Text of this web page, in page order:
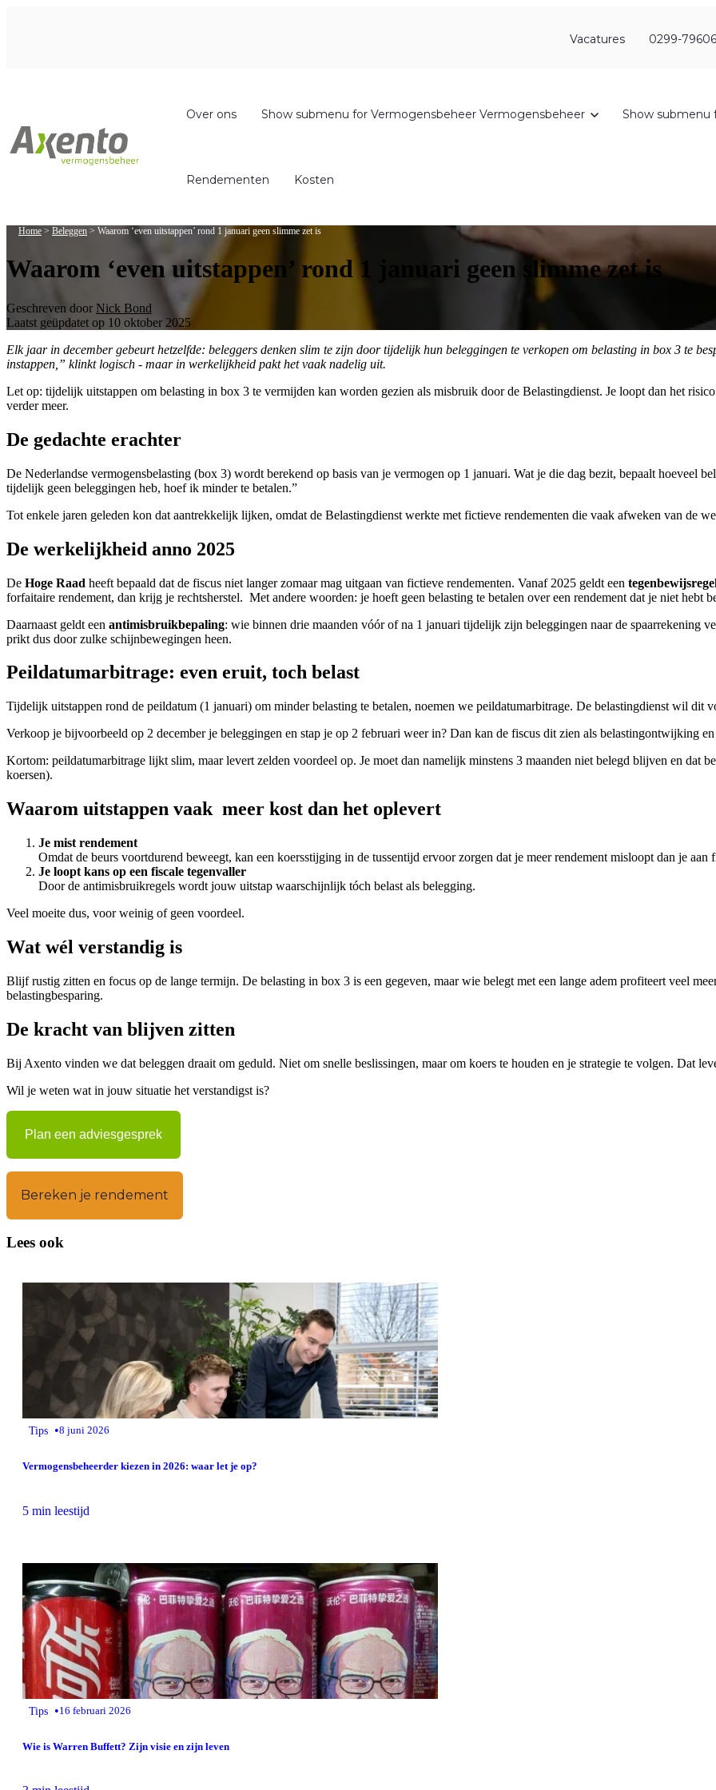
Vacatures 0299-
Over ons Show submenu for Vermogensbeheer Vermogensbeheer Show submenu
Rendementen Kosten
Home > Beleggen > Waarom ‘even uitstappen’ rond 1 januari geen slimme zet is
Waarom ‘even uitstappen’ rond 1 januari geen slimme zet is
Geschreven door Nick Bond
Laatst geüpdatet op 10 oktober 2025
Elk jaar in december gebeurt hetzelfde: beleggers denken slim te zijn door tijdelijk hun beleggingen te verkopen om belasting in box 3 te
instappen,” klinkt logisch - maar in werkelijkheid pakt het vaak nadelig uit.
Let op: tijdelijk uitstappen om belasting in box 3 te vermijden kan worden gezien als misbruik door de Belastingdienst. Je loopt dan het
verder meer.
De gedachte erachter
De Nederlandse vermogensbelasting (box 3) wordt berekend op basis van je vermogen op 1 januari. Wat je die dag bezit, bepaalt hoeveel
tijdelijk geen beleggingen heb, hoef ik minder te betalen.”
Tot enkele jaren geleden kon dat aantrekkelijk lijken, omdat de Belastingdienst werkte met fictieve rendementen die vaak afweken van de
De werkelijkheid anno 2025
De Hoge Raad heeft bepaald dat de fiscus niet langer zomaar mag uitgaan van fictieve rendementen. Vanaf 2025 geldt een
forfaitaire rendement, dan krijg je rechtsherstel. Met andere woorden: je hoeft geen belasting te betalen over een rendement dat je niet hebt
Daarnaast geldt een antimisbruikbepaling: wie binnen drie maanden vóór of na 1 januari tijdelijk zijn beleggingen naar de spaarrekening
prikt dus door zulke schijnbewegingen heen.
Peildatumarbitrage: even eruit, toch belast
Tijdelijk uitstappen rond de peildatum (1 januari) om minder belasting te betalen, noemen we peildatumarbitrage. De belastingdienst wil dit
Verkoop je bijvoorbeeld op 2 december je beleggingen en stap je op 2 februari weer in? Dan kan de fiscus dit zien als belastingontwijking
Kortom: peildatumarbitrage lijkt slim, maar levert zelden voordeel op. Je moet dan namelijk minstens 3 maanden niet belegd blijven en dat
koersen).
Waarom uitstappen vaak meer kost dan het oplevert
Je mist rendement
Omdat de beurs voortdurend beweegt, kan een koersstijging in de tussentijd ervoor zorgen dat je meer rendement misloopt dan je aan
Je loopt kans op een fiscale tegenvaller
Door de antimisbruikregels wordt jouw uitstap waarschijnlijk tóch belast als belegging.
Veel moeite dus, voor weinig of geen voordeel.
Wat wél verstandig is
Blijf rustig zitten en focus op de lange termijn. De belasting in box 3 is een gegeven, maar wie belegt met een lange adem profiteert veel
belastingbesparing.
De kracht van blijven zitten
Bij Axento vinden we dat beleggen draait om geduld. Niet om snelle beslissingen, maar om koers te houden en je strategie te volgen. Dat
Wil je weten wat in jouw situatie het verstandigst is?
Plan een adviesgesprek
Bereken je rendement
Lees ook
Tips •8 juni 2026
Vermogensbeheerder kiezen in 2026: waar let je op?
5 min leestijd
Tips •16 februari 2026
Wie is Warren Buffett? Zijn visie en zijn leven